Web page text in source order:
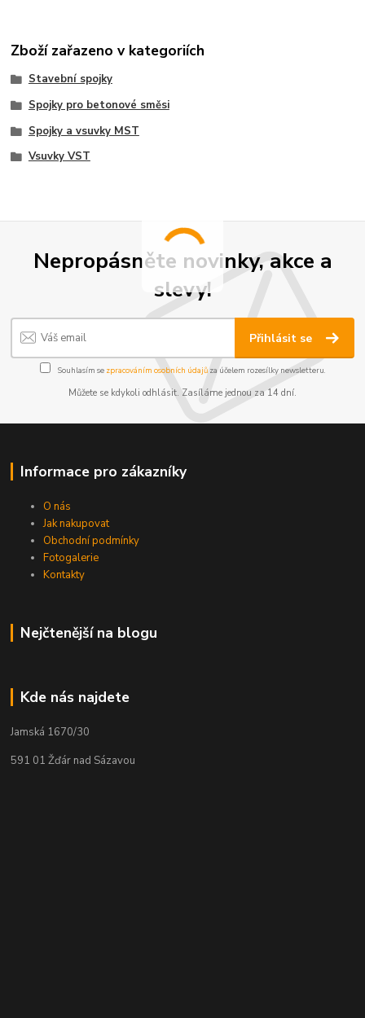
Zboží zařazeno v kategoriích
Stavební spojky
Spojky pro betonové směsi
Spojky a vsuvky MST
Vsuvky VST
Nepropásněte novinky, akce a
slevy!
Přihlásit se
Souhlasím se zpracováním osobních údajůza účelem rozesílky newsletteru.
Můžete se kdykoli odhlásit. Zasíláme jednou za 14 dní.
Informace pro zákazníky
O nás
Jak nakupovat
Obchodní podmínky
Fotogalerie
Kontakty
Nejčtenější na blogu
Kde nás najdete
Jamská 1670/30
591 01 Žďár nad Sázavou